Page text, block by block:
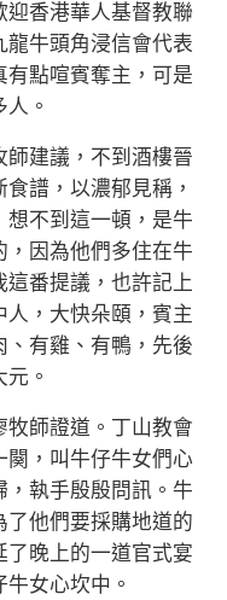
迎香港華人基督教聯
龍牛頭角浸信會代表
有點喧賓奪主，可是
。
建議，不到酒樓晉
譜，以濃郁見稱，
不到這一頓，是牛
因為他們多住在牛
番提議，也許記上
，大快朵頤，賓主
有雞、有鴨，先後
。
師證道。丁山教會
，叫牛仔牛女們心
執手殷殷問訊。牛
他們要採購地道的
了晚上的一道官式宴
女心坎中。